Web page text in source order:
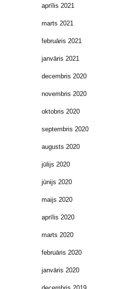
aprīlis 2021
marts 2021
februāris 2021
janvāris 2021
decembris 2020
novembris 2020
oktobris 2020
septembris 2020
augusts 2020
jūlijs 2020
jūnijs 2020
maijs 2020
aprīlis 2020
marts 2020
februāris 2020
janvāris 2020